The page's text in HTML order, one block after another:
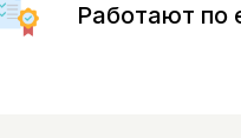
Работают по